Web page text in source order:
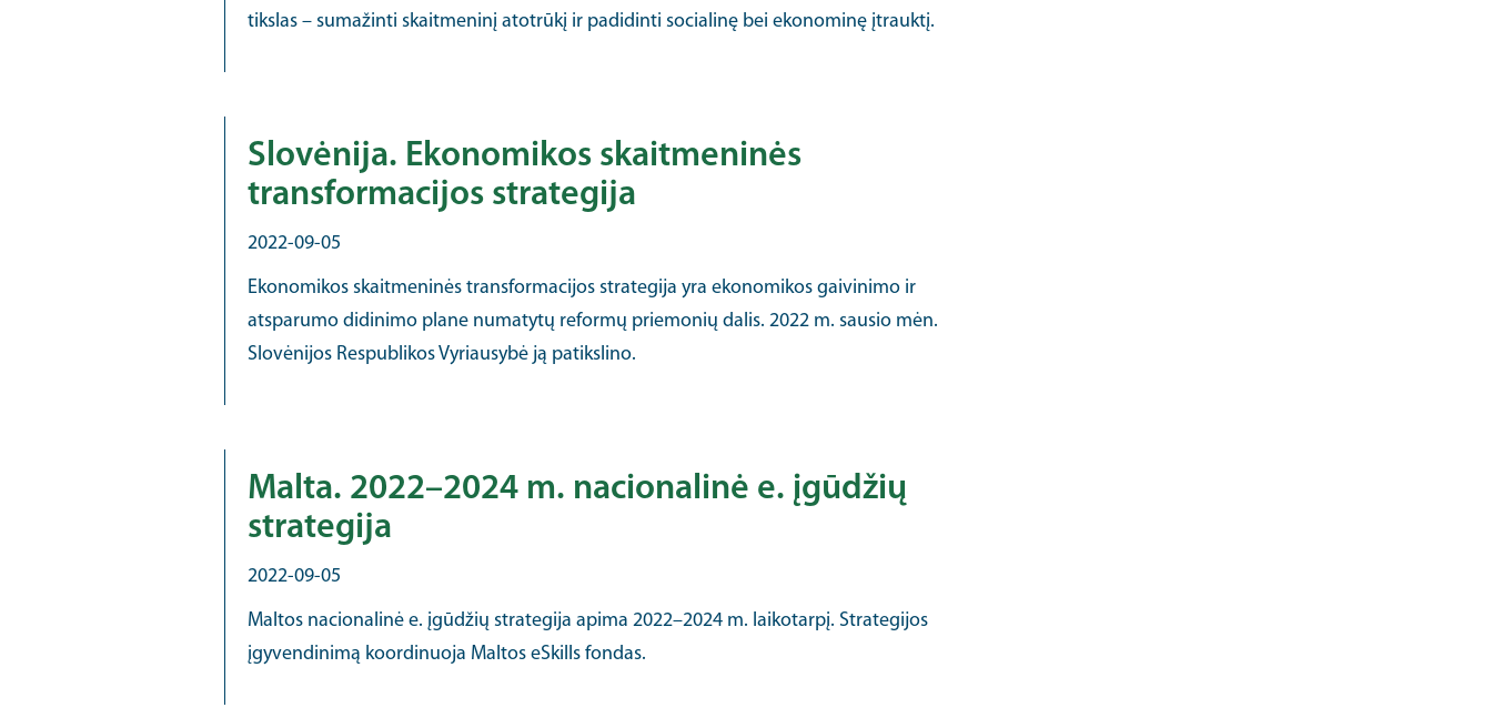
tikslas – sumažinti skaitmeninį atotrūkį ir padidinti socialinę bei ekonominę įtrauktį.
Slovėnija. Ekonomikos skaitmeninės
transformacijos strategija
2022-09-05
Ekonomikos skaitmeninės transformacijos strategija yra ekonomikos gaivinimo ir
atsparumo didinimo plane numatytų reformų priemonių dalis. 2022 m. sausio mėn.
Slovėnijos Respublikos Vyriausybė ją patikslino.
Malta. 2022–2024 m. nacionalinė e. įgūdžių
strategija
2022-09-05
Maltos nacionalinė e. įgūdžių strategija apima 2022–2024 m. laikotarpį. Strategijos
įgyvendinimą koordinuoja Maltos eSkills fondas.